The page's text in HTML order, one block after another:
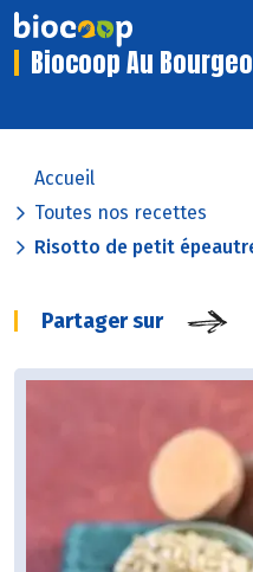
Biocoop Au
Accueil
Toutes nos recettes
Risotto de petit
Partager sur